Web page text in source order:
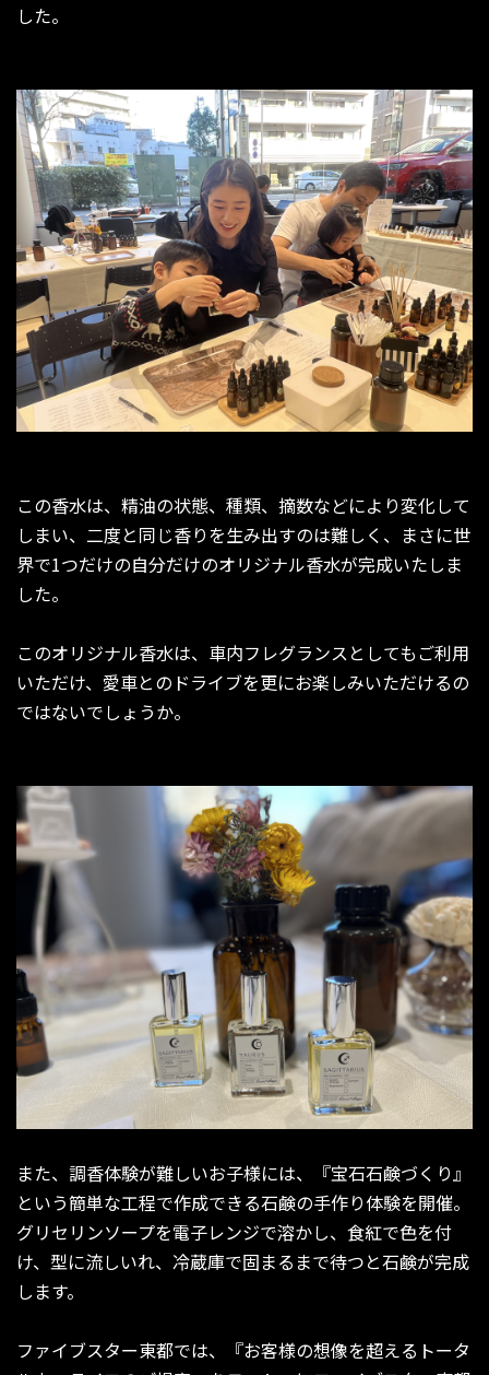
した。
この香水は、精油の状態、種類、摘数などにより変化して
しまい、二度と同じ香りを生み出すのは難しく、まさに世
界で1つだけの自分だけのオリジナル香水が完成いたしま
した。
このオリジナル香水は、車内フレグランスとしてもご利用
いただけ、愛車とのドライブを更にお楽しみいただけるの
ではないでしょうか。
また、調香体験が難しいお子様には、『宝石石鹸づくり』
という簡単な工程で作成できる石鹸の手作り体験を開催。
グリセリンソープを電子レンジで溶かし、食紅で色を付
け、型に流しいれ、冷蔵庫で固まるまで待つと石鹸が完成
します。
ファイブスター東都では、『お客様の想像を超えるトータ